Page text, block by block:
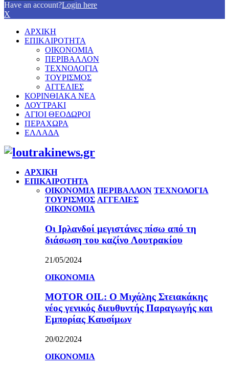
Have an account?Login here
X
ΑΡΧΙΚΗ
ΕΠΙΚΑΙΡΟΤΗΤΑ
ΟΙΚΟΝΟΜΙΑ
ΠΕΡΙΒΑΛΛΟΝ
ΤΕΧΝΟΛΟΓΙΑ
ΤΟΥΡΙΣΜΟΣ
ΑΓΓΕΛΙΕΣ
ΚΟΡΙΝΘΙΑΚΑ ΝΕΑ
ΛΟΥΤΡΑΚΙ
ΑΓΙΟΙ ΘΕΟΔΩΡΟΙ
ΠΕΡΑΧΩΡΑ
ΕΛΛΑΔΑ
Facebook
Twitter
Instagram
Pinterest
Youtube
ΑΡΧΙΚΗ
ΕΠΙΚΑΙΡΟΤΗΤΑ
ΟΙΚΟΝΟΜΙΑ ΠΕΡΙΒΑΛΛΟΝ ΤΕΧΝΟΛΟΓΙΑ
ΤΟΥΡΙΣΜΟΣ ΑΓΓΕΛΙΕΣ
ΟΙΚΟΝΟΜΙΑ
Οι Ιρλανδοί μεγιστάνες πίσω από τη
διάσωση του καζίνο Λουτρακίου
21/05/2024
ΟΙΚΟΝΟΜΙΑ
MOTOR OIL: Ο Μιχάλης Στειακάκης
νέος γενικός διευθυντής Παραγωγής και
Εμπορίας Καυσίμων
20/02/2024
ΟΙΚΟΝΟΜΙΑ